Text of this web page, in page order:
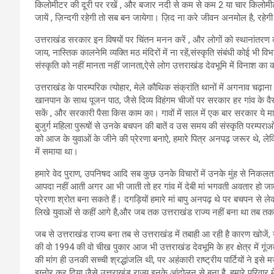
किलोमीटर की दूरी पर रखें , और बजार नदी से कम से कम 2 या चार
जायें , ज़िन्दगी रहेगी तो सब बन जायेगा। ज़िद ना करे जीवन अनमोल है,
उत्तराखंड सरकार इन विषयों पर चिंतन मनन करें , और लोगों को
जाय, नास्तिक कालनेमि व्यक्ति मठ मंदिरों में ना रहें,संस्कृति संबंधी कोई भी
संस्कृति को नहीं मानता नहीं जानता,ऐसे लोग उत्तराखंड देवभूमि में विनाश
उत्तराखंड के पारम्परिक त्योहार, मेले कौथिक संक्रांति थानों में अगनाव
खानपान के साथ पूजन पाठ, जैसे दिव्य विहंगम चीजों पर सरकार हर गांव
सकें , और सरकारी पैसा किस काम का। गावों में साल में एक बार सरकार ये
बुजुर्ग महिला पुरूषों से उनके बचपन की बातें व उस समय की संस्कृति
को आज के युवाओं के जीने की प्रेरणा बनाऐ, हमारे पित्र अनपढ़ जरूर थे,
में समाया था।
हमारे वेद पुराण, उपनिषद आदि सब कुछ उनके विचारों में उनके मुंह से
आपदा नहीं आती अगर आ भी जाती तो हर गांव में देबी मां भगवती अवतार
प्रेरणा श्रोत बना सकते हैं। दगड़ियों हमारे मां बापु अनपढ़ थे पर बचपन से
लिखे युवाओं से कहीं आगे है,और जब तक उत्तराखंड राज्य नहीं बना था तब
जब से उत्तराखंड राज्य बना तब से उत्तराखंड में तबाही आ रही है कारण खोजें,
की वो 1994 की वो चीख पुकार आज भी उत्तराखंड देवभूमि के हर क्षेत्र में
की मांग ही उनकी सच्ची श्रद्धांजलि थी, पर अहंकारी राष्ट्रीय पार्टियों